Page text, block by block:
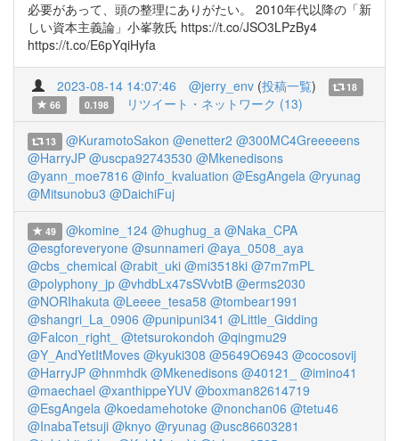
必要があって、頭の整理にありがたい。 2010年代以降の「新
しい資本主義論」小峯敦氏 https://t.co/JSO3LPzBy4
https://t.co/E6pYqiHyfa
2023-08-14 14:07:46 @jerry_env (投稿一覧)
18
66
0.198 リツイート・ネットワーク (13)
13 @KuramotoSakon @enetter2 @300MC4Greeeeens
@HarryJP @uscpa92743530 @Mkenedisons
@yann_moe7816 @info_kvaluation @EsgAngela @ryunag
@Mitsunobu3 @DaichiFuj
49 @komine_124 @hughug_a @Naka_CPA
@esgforeveryone @sunnameri @aya_0508_aya
@cbs_chemical @rabit_uki @mi3518ki @7m7mPL
@polyphony_jp @vhdbLx47sSVvbtB @erms2030
@NORIhakuta @Leeee_tesa58 @tombear1991
@shangri_La_0906 @punipuni341 @Little_Gidding
@Falcon_right_ @tetsurokondoh @qingmu29
@Y_AndYetItMoves @kyuki308 @5649O6943 @cocosovij
@HarryJP @hnmhdk @Mkenedisons @40121_
@imino41
@maechael @xanthippeYUV @boxman82614719
@EsgAngela @koedamehotoke @nonchan06 @tetu46
@InabaTetsuji @knyo @ryunag @usc86603281